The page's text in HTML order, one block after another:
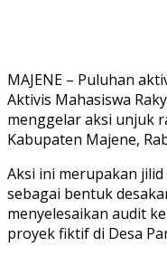
MAJENE – Puluhan
Aktivis Mahasiswa
menggelar aksi unjuk
Kabupaten Majene,
Aksi ini merupakan
sebagai bentuk
menyelesaikan audit
proyek fiktif di Desa